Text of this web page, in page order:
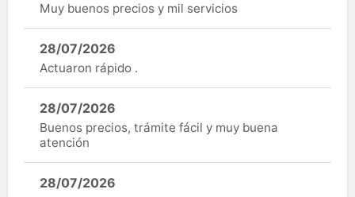
Muy buenos precios y mil servicios
28/07/2026
Actuaron rápido .
28/07/2026
Buenos precios, trámite fácil y muy buena
atención
28/07/2026